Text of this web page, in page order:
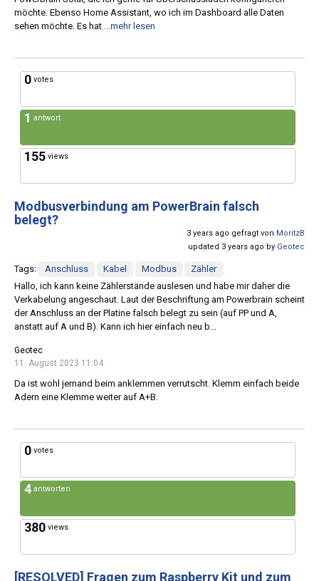
möchte. Ebenso Home Assistant, wo ich im Dashboard alle Daten
sehen möchte. Es hat
...mehr lesen
0 votes
1 antwort
155 views
Modbusverbindung am PowerBrain falsch
belegt?
3 years ago gefragt von MoritzB
updated 3 years ago by Geotec
Tags: Anschluss Kabel Modbus
Zähler
Hallo, ich kann keine Zählerstände auslesen und habe mir daher die
Verkabelung angeschaut. Laut der Beschriftung am Powerbrain scheint
der Anschluss an der Platine falsch belegt zu sein (auf PP und A,
anstatt auf A und B). Kann ich hier einfach neu b...
Geotec
11. August 2023 11:04
Da ist wohl jemand beim anklemmen verrutscht. Klemm einfach beide
Adern eine Klemme weiter auf A+B.
0 votes
4 antworten
380 views
[RESOLVED] Fragen zum Raspberry Kit und zum